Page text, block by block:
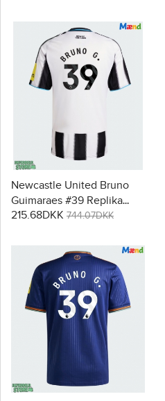
Newcastle United Bruno
Guimaraes #39 Replika
Hjemmebanetrøje 2025-26
215.68DKK 744.07DKK